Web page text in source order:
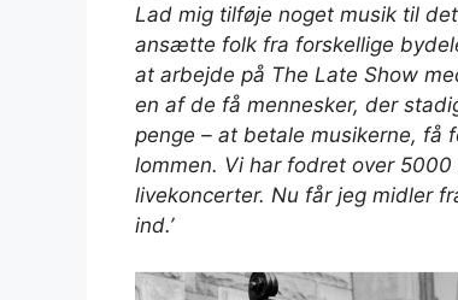
Lad mig tilføje noget musik til
ansætte folk fra forskellige
at arbejde på The Late Show
en af ​​de få mennesker, der
penge – at betale musikerne, få
lommen. Vi har fodret over
livekoncerter. Nu får jeg midler
ind.’